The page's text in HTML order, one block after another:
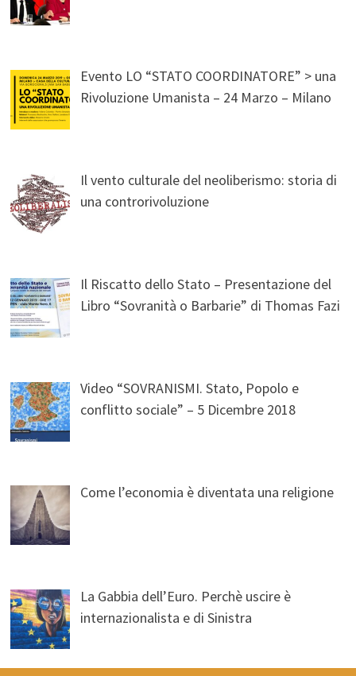
Evento LO “STATO COORDINATORE” > una
Rivoluzione Umanista – 24 Marzo – Milano
Il vento culturale del neoliberismo: storia di
una controrivoluzione
Il Riscatto dello Stato – Presentazione del
Libro “Sovranità o Barbarie” di Thomas Fazi
Video “SOVRANISMI. Stato, Popolo e
conflitto sociale” – 5 Dicembre 2018
Come l’economia è diventata una religione
La Gabbia dell’Euro. Perchè uscire è
internazionalista e di Sinistra